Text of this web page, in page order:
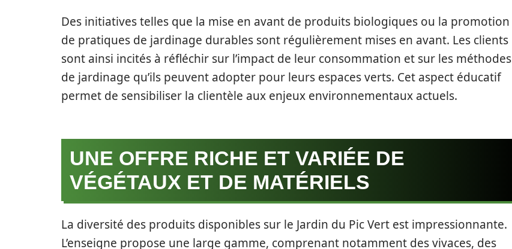
Des initiatives telles que la mise en avant de produits biologiques ou la promotion
de pratiques de jardinage durables sont régulièrement mises en avant. Les clients
sont ainsi incités à réfléchir sur l’impact de leur consommation et sur les méthodes
de jardinage qu’ils peuvent adopter pour leurs espaces verts. Cet aspect éducatif
permet de sensibiliser la clientèle aux enjeux environnementaux actuels.
UNE OFFRE RICHE ET VARIÉE DE
VÉGÉTAUX ET DE MATÉRIELS
La diversité des produits disponibles sur le Jardin du Pic Vert est impressionnante.
L’enseigne propose une large gamme, comprenant notamment des vivaces, des